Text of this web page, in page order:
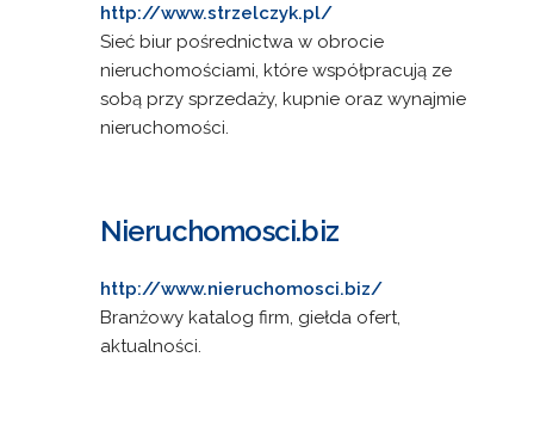
http://www.strzelczyk.pl/
Sieć biur pośrednictwa w obrocie
nieruchomościami, które współpracują ze
sobą przy sprzedaży, kupnie oraz wynajmie
nieruchomości.
Nieruchomosci.biz
http://www.nieruchomosci.biz/
Branżowy katalog firm, giełda ofert,
aktualności.